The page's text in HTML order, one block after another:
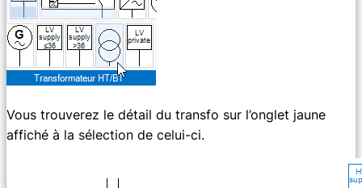
Vous trouverez le détail du transfo sur l’onglet jaune
affiché à la sélection de celui-ci.